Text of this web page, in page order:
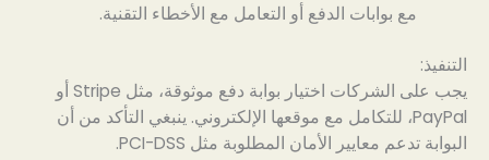
مع بوابات الدفع أو التعامل مع الأخطاء التقنية.
التنفيذ:
يجب على الشركات اختيار بوابة دفع موثوقة، مثل Stripe أو
PayPal، للتكامل مع موقعها الإلكتروني. ينبغي التأكد من أن
البوابة تدعم معايير الأمان المطلوبة مثل PCI-DSS.